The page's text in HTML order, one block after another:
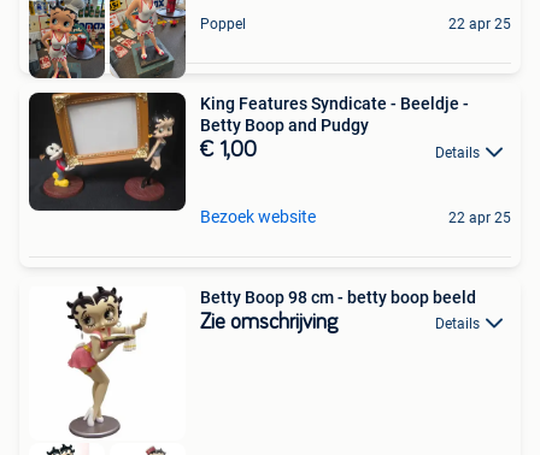
Poppel 22 apr 25
King Features Syndicate - Beeldje -
Betty Boop and Pudgy
€ 1,00 Details
Bezoek website 22 apr 25
Betty Boop 98 cm - betty boop beeld
Zie omschrijving Details